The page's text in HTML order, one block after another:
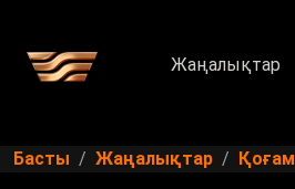
Жаңалықтар
Басты Жаңалықтар Қоғам